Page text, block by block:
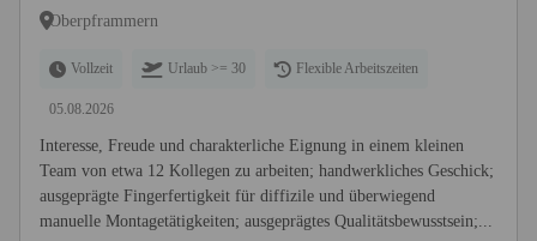
Oberpframmern
Vollzeit Urlaub >= 30 Flexible Arbeitszeiten
05.08.2026
Interesse, Freude und charakterliche Eignung in einem kleinen
Team von etwa 12 Kollegen zu arbeiten; handwerkliches Geschick;
ausgeprägte Fingerfertigkeit für diffizile und überwiegend
manuelle Montagetätigkeiten; ausgeprägtes Qualitätsbewusstsein;...